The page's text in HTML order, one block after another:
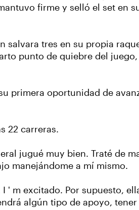
firme y selló el set en
salvara tres en su propia
punto de quiebre del
primera oportunidad de
22 carreras.
jugué muy bien. Traté de
manejándome a mí mismo.
' m excitado. Por supuesto,
algún tipo de apoyo,